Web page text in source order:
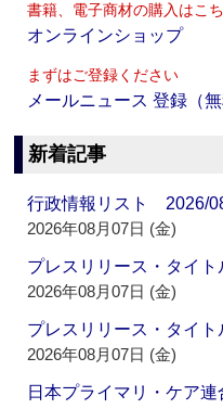
書籍、電子商材の購入はこ
オンラインショップ
まずはご登録ください
メールニュース 登録（無
新着記事
行政情報リスト 2026/
2026年08月07日 (金)
プレスリリース・タイ
2026年08月07日 (金)
プレスリリース・タイ
2026年08月07日 (金)
日本プライマリ・ケア